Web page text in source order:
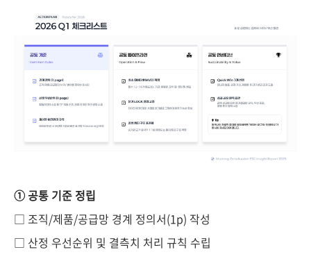
① 공통 기준 정립
□ 조직/제품/공급망 경계 정의서(1p) 작성
□ 산정 우선순위 및 결측치 처리 규칙 수립